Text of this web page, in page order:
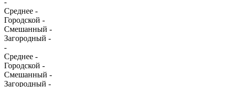
-
Среднее -
Городской -
Смешанный -
Загородный -
-
Среднее -
Городской -
Смешанный -
Загородный -